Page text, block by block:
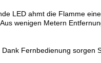
LED ahmt die Flamme
wenigen Metern
Dank Fernbedienung sorgen